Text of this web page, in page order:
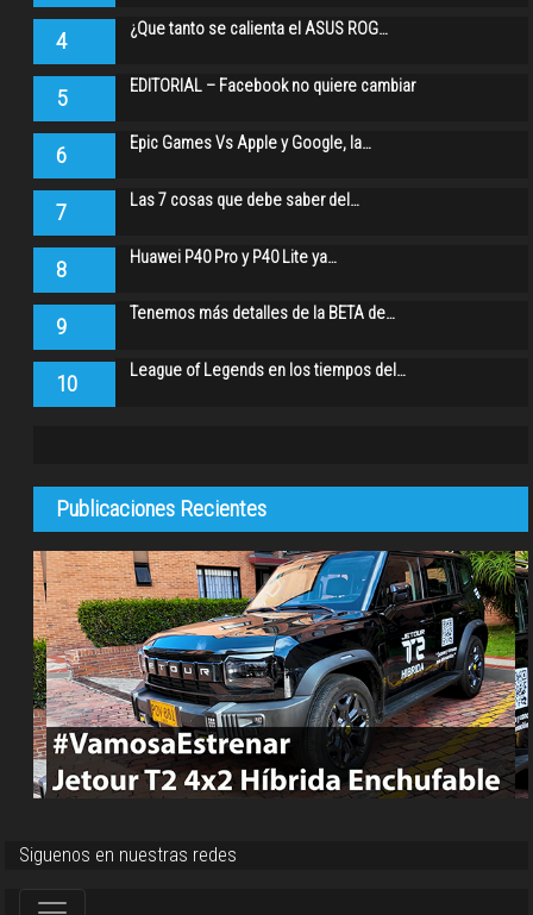
4 ¿Que tanto se calienta el ASUS ROG…
5 EDITORIAL – Facebook no quiere cambiar
6 Epic Games Vs Apple y Google, la…
7 Las 7 cosas que debe saber del…
8 Huawei P40 Pro y P40 Lite ya…
9 Tenemos más detalles de la BETA de…
10 League of Legends en los tiempos del…
Publicaciones Recientes
Siguenos en nuestras redes